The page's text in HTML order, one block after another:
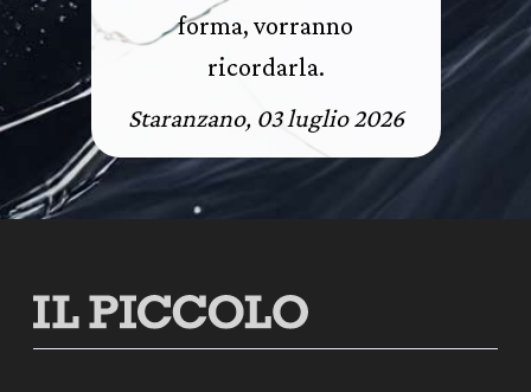
forma, vorranno
ricordarla.
Staranzano, 03 luglio 2026